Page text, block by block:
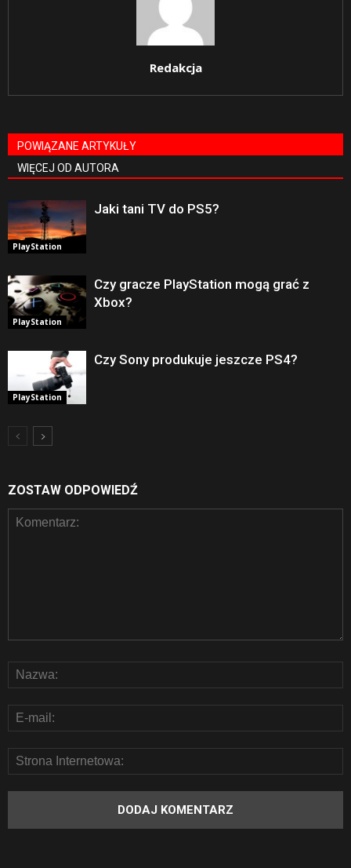
Redakcja
POWIĄZANE ARTYKUŁY
WIĘCEJ OD AUTORA
PlayStation
Jaki tani TV do PS5?
PlayStation
Czy gracze PlayStation mogą grać z
Xbox?
PlayStation
Czy Sony produkuje jeszcze PS4?
ZOSTAW ODPOWIEDŹ